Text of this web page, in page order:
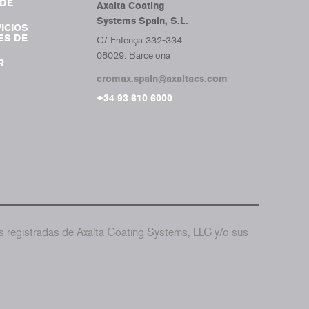
DE
Axalta Coating
Systems Spain, S.L.
C/ Entença 332-334
08029. Barcelona
cromax.spain@axaltacs.com
+34 93 610 6000
de Axalta Coating Systems, LLC y/o sus